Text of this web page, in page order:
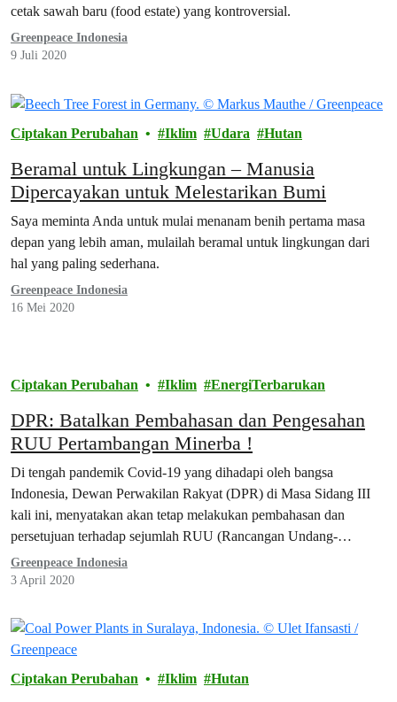
cetak sawah baru (food estate) yang kontroversial.
Greenpeace Indonesia
9 Juli 2020
Ciptakan Perubahan Iklim Udara Hutan
Beramal untuk Lingkungan – Manusia
Dipercayakan untuk Melestarikan Bumi
Saya meminta Anda untuk mulai menanam benih pertama masa
depan yang lebih aman, mulailah beramal untuk lingkungan dari
hal yang paling sederhana.
Greenpeace Indonesia
16 Mei 2020
Ciptakan Perubahan Iklim EnergiTerbarukan
DPR: Batalkan Pembahasan dan Pengesahan
RUU Pertambangan Minerba !
Di tengah pandemik Covid-19 yang dihadapi oleh bangsa
Indonesia, Dewan Perwakilan Rakyat (DPR) di Masa Sidang III
kali ini, menyatakan akan tetap melakukan pembahasan dan
persetujuan terhadap sejumlah RUU (Rancangan Undang-
Undang) yang menjadi kontroversi sekaligus mendapat penolakan
publik selama ini
Greenpeace Indonesia
3 April 2020
Ciptakan Perubahan Iklim Hutan